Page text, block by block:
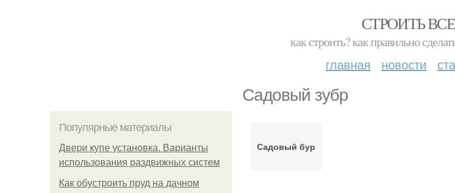
СТРОИТЬ ВСЕ
как строить? как правильно
главная новости
Садовый зубр
Популярные материалы
Двери купе установка. Варианты
использования раздвижных систем
Как обустроить пруд на дачном
Садовый бур